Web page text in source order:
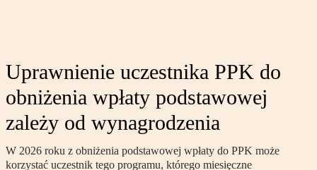
Uprawnienie uczestnika PPK do
obniżenia wpłaty podstawowej
zależy od wynagrodzenia
W 2026 roku z obniżenia podstawowej wpłaty do PPK może
korzystać uczestnik tego programu, którego miesięczne